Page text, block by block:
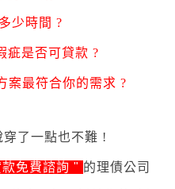
少時間 ?
疵是否可貸款 ?
案最符合你的需求 ?
了一點也不難 !
款免費諮詢 " 的理債公司